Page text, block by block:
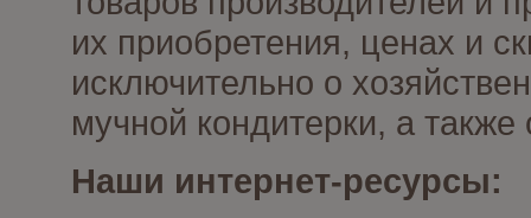
их приобретения, ценах и
исключительно о
мучной кондитерки, а
Наши интернет-ресурсы: